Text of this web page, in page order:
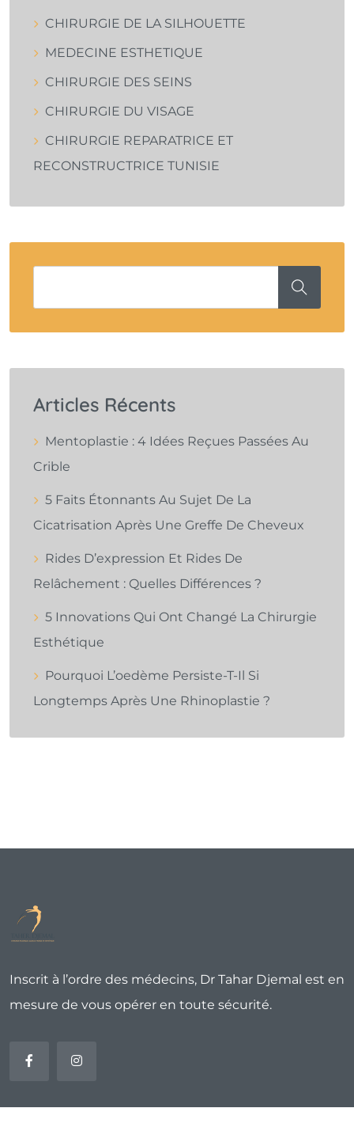
CHIRURGIE DE LA SILHOUETTE
MEDECINE ESTHETIQUE
CHIRURGIE DES SEINS
CHIRURGIE DU VISAGE
CHIRURGIE REPARATRICE ET
RECONSTRUCTRICE TUNISIE
Articles Récents
Mentoplastie : 4 Idées Reçues Passées Au
Crible
5 Faits Étonnants Au Sujet De La
Cicatrisation Après Une Greffe De Cheveux
Rides D’expression Et Rides De
Relâchement : Quelles Différences ?
5 Innovations Qui Ont Changé La Chirurgie
Esthétique
Pourquoi L’oedème Persiste-T-Il Si
Longtemps Après Une Rhinoplastie ?
Inscrit à l’ordre des médecins, Dr Tahar Djemal est en
mesure de vous opérer en toute sécurité.